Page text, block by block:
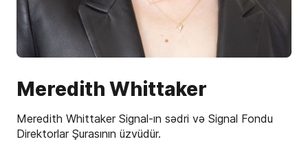
Meredith Whittaker
Meredith Whittaker Signal-ın sədri və Signal Fondu
Direktorlar Şurasının üzvüdür.